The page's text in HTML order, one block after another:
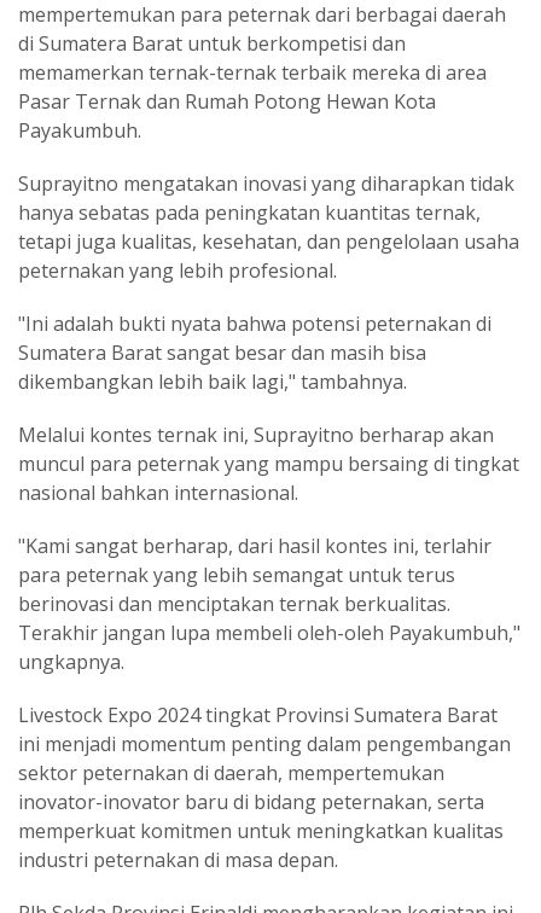
mempertemukan para peternak dari berbagai daerah
di Sumatera Barat untuk berkompetisi dan
memamerkan ternak-ternak terbaik mereka di area
Pasar Ternak dan Rumah Potong Hewan Kota
Payakumbuh.
Suprayitno mengatakan inovasi yang diharapkan tidak
hanya sebatas pada peningkatan kuantitas ternak,
tetapi juga kualitas, kesehatan, dan pengelolaan usaha
peternakan yang lebih profesional.
"Ini adalah bukti nyata bahwa potensi peternakan di
Sumatera Barat sangat besar dan masih bisa
dikembangkan lebih baik lagi," tambahnya.
Melalui kontes ternak ini, Suprayitno berharap akan
muncul para peternak yang mampu bersaing di tingkat
nasional bahkan internasional.
"Kami sangat berharap, dari hasil kontes ini, terlahir
para peternak yang lebih semangat untuk terus
berinovasi dan menciptakan ternak berkualitas.
Terakhir jangan lupa membeli oleh-oleh Payakumbuh,"
ungkapnya.
Livestock Expo 2024 tingkat Provinsi Sumatera Barat
ini menjadi momentum penting dalam pengembangan
sektor peternakan di daerah, mempertemukan
inovator-inovator baru di bidang peternakan, serta
memperkuat komitmen untuk meningkatkan kualitas
industri peternakan di masa depan.